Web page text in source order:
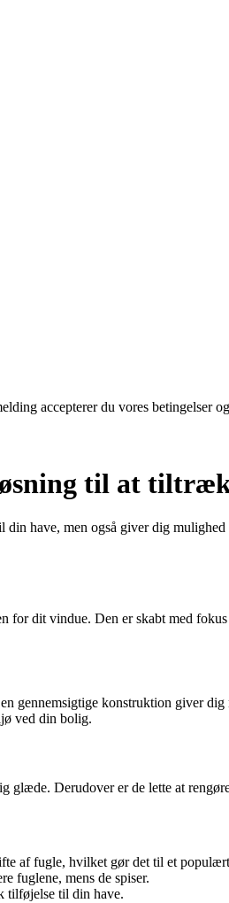
accepterer du vores betingelser
til at
have, men også giver dig
dit vindue. Den er skabt med
konstruktion giver
ved din bolig.
Derudover er de lette at
af fugle, hvilket gør det til et
fuglene, mens de spiser.
tilføjelse til din have.